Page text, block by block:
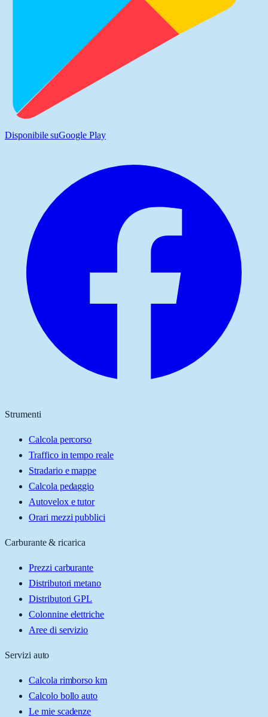
Disponibile suGoogle Play
Strumenti
Calcola percorso
Traffico in tempo reale
Stradario e mappe
Calcola pedaggio
Autovelox e tutor
Orari mezzi pubblici
Carburante & ricarica
Prezzi carburante
Distributori metano
Distributori GPL
Colonnine elettriche
Aree di servizio
Servizi auto
Calcola rimborso km
Calcolo bollo auto
Le mie scadenze